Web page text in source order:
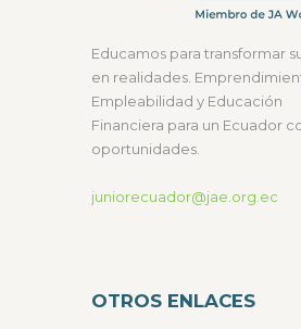
Educamos para transformar
en realidades.
Empleabilidad y Educación
Financiera para un Ecuador
oportunidades.
juniorecuador@jae.org.ec
OTROS ENLACES